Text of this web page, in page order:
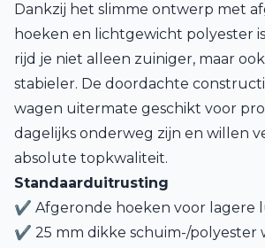
Dankzij het slimme ontwerp met
hoeken en lichtgewicht polyester
rijd je niet alleen zuiniger, maar
stabieler. De doordachte
wagen uitermate geschikt voor
dagelijks onderweg zijn en willen
absolute topkwaliteit.
Standaarduitrusting
✔ Afgeronde hoeken voor lagere
✔ 25 mm dikke schuim-/polyester